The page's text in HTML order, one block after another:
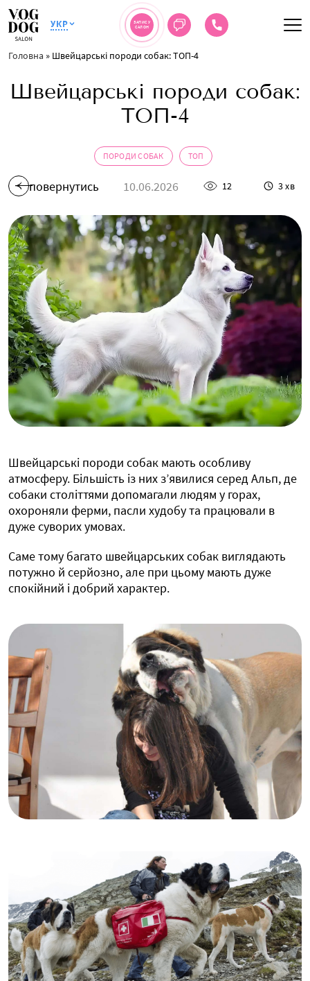
УКР
ЗАПИС У
САЛОН
Головна » Швейцарські породи собак: ТОП-4
Швейцарські породи собак:
ТОП-4
ПОРОДИ СОБАК ТОП
повернутись 10.06.2026 12 3 хв
Швейцарські породи собак мають особливу
атмосферу. Більшість із них з’явилися серед Альп, де
собаки століттями допомагали людям у горах,
охороняли ферми, пасли худобу та працювали в
дуже суворих умовах.
Саме тому багато швейцарських собак виглядають
потужно й серйозно, але при цьому мають дуже
спокійний і добрий характер.